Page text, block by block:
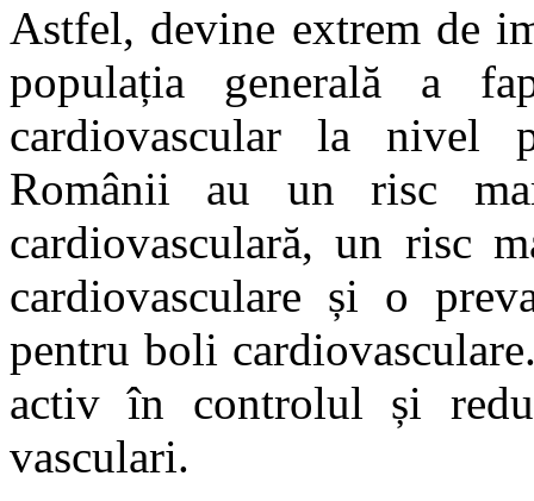
Astfel, devine extrem de
populația generală a
cardiovascular la nivel
Românii au un risc
cardiovasculară, un risc
cardiovasculare și o
pentru boli
activ în controlul și
vasculari.